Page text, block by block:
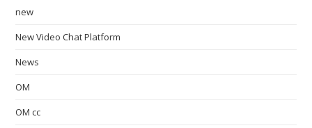
new
New Video Chat Platform
News
OM
OM cc